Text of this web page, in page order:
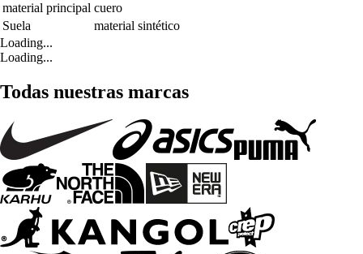
material principal cuero
Suela
material sintético
Loading...
Loading...
Todas nuestras marcas